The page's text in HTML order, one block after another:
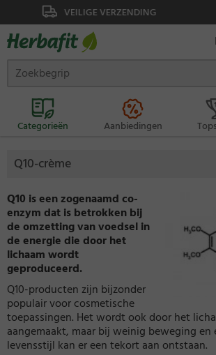
Categorieën Aanbiedingen
Q10-crème
Q10 is een zogenaamd co-
enzym dat is betrokken bij
de omzetting van voedsel in
de energie die door het
lichaam wordt
geproduceerd.
Q10-producten zijn bijzonder
populair voor cosmetische
toepassingen. Het wordt ook door het
aangemaakt, maar bij weinig beweging en
levensstijl kan er een tekort aan ontstaan.